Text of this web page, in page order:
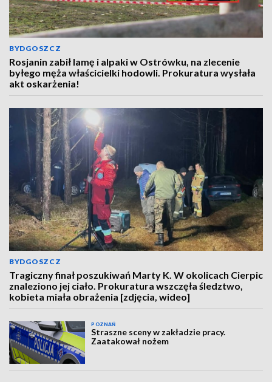
BYDGOSZCZ
Rosjanin zabił lamę i alpaki w Ostrówku, na zlecenie
byłego męża właścicielki hodowli. Prokuratura wysłała
akt oskarżenia!
BYDGOSZCZ
Tragiczny finał poszukiwań Marty K. W okolicach Cierpic
znaleziono jej ciało. Prokuratura wszczęła śledztwo,
kobieta miała obrażenia [zdjęcia, wideo]
POZNAŃ
Straszne sceny w zakładzie pracy.
Zaatakował nożem